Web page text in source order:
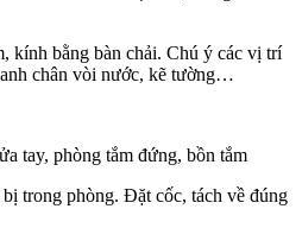
kính bằng bàn chải. Chú ý các vị trí
chân vòi nước, kẽ tường…
tay, phòng tắm đứng, bồn tắm
trong phòng. Đặt cốc, tách về đúng